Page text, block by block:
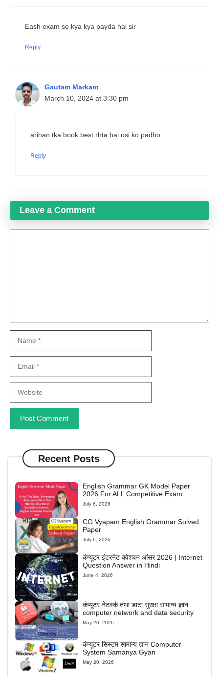
Eash exam se kya kya payda hai sir
Reply
Gautam Markam
March 10, 2024 at 3:30 pm
arihan tka book best rhta hai usi ko padho
Reply
Leave a Comment
Recent Posts
English Grammar GK Model Paper
2026 For ALL Competitive Exam
July 6, 2026
CG Vyapam English Grammar Solved
Paper
July 6, 2026
कंप्यूटर इंटरनेट क्वेश्चन आंसर 2026 | Internet
Question Answer in Hindi
June 4, 2026
कंप्यूटर नेटवर्क तथा डाटा सुरक्षा सामान्य ज्ञान
computer network and data security
May 20, 2026
कंप्यूटर सिस्टम सामान्य ज्ञान Computer
System Samanya Gyan
May 20, 2026